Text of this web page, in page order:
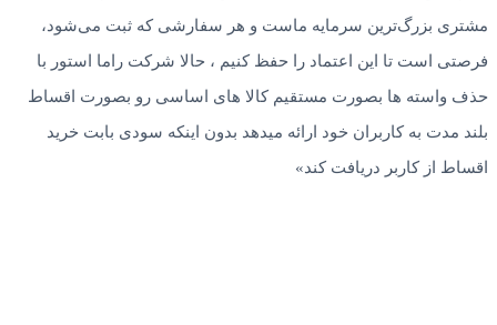
مشتری بزرگ‌ترین سرمایه ماست و هر سفارشی که ثبت می‌شود،
فرصتی است تا این اعتماد را حفظ کنیم ، حالا شرکت راما استور با
حذف واسته ها بصورت مستقیم کالا های اساسی رو بصورت اقساط
بلند مدت به کاربران خود ارائه میدهد بدون اینکه سودی بابت خرید
اقساط از کاربر دریافت کند»